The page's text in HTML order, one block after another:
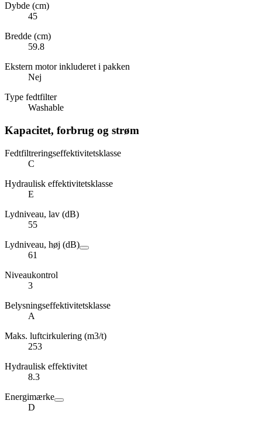
Dybde (cm)
45
Bredde (cm)
59.8
Ekstern motor inkluderet i pakken
Nej
Type fedtfilter
Washable
Kapacitet, forbrug og strøm
Fedtfiltreringseffektivitetsklasse
C
Hydraulisk effektivitetsklasse
E
Lydniveau, lav (dB)
55
Lydniveau, høj (dB)
61
Niveaukontrol
3
Belysningseffektivitetsklasse
A
Maks. luftcirkulering (m3/t)
253
Hydraulisk effektivitet
8.3
Energimærke
D